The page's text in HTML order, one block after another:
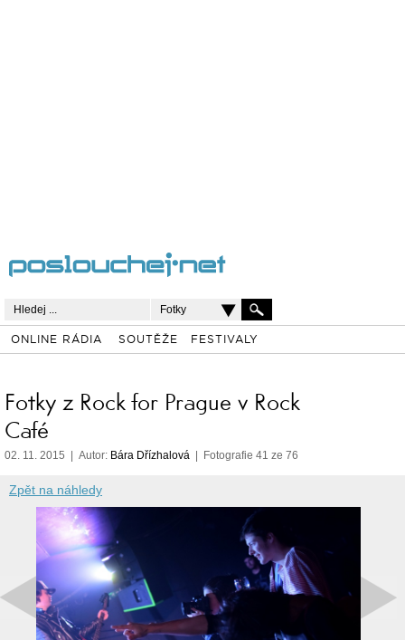
Fotky
ONLINE RÁDIA SOUTĚŽE FESTIVALY
Fotky z Rock for Prague v Rock
Café
02. 11. 2015 | Autor: Bára Dřízhalová | Fotografie 41 ze 76
Zpět na náhledy